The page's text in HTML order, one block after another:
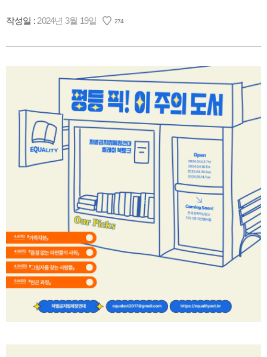
작성일 : 2024년 3월 19일 274